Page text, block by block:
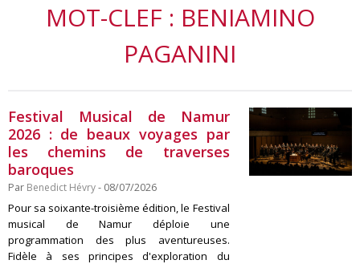
MOT-CLEF : BENIAMINO
PAGANINI
Festival Musical de Namur
2026 : de beaux voyages par
les chemins de traverses
baroques
Par Benedict Hévry- 08/07/2026
Pour sa soixante-troisième édition, le Festival
musical de Namur déploie une
programmation des plus aventureuses.
Fidèle à ses principes d'exploration du